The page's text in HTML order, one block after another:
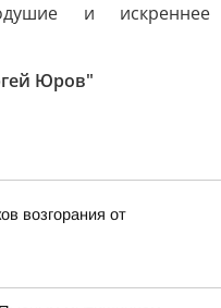
и искреннее
Юров"
возгорания от